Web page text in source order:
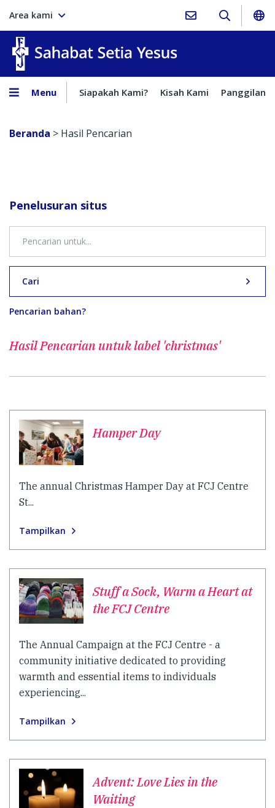
Area kami
Menu Siapakah Kami? Kisah Kami Panggilan
Beranda > Hasil Pencarian
Penelusuran situs
Cari
Pencarian bahan?
Hasil Pencarian untuklabel 'christmas'
Hamper Day
The annual Christmas Hamper Day at FCJ Centre
St...
Tampilkan
Stuff a Sock, Warm a Heart at
the FCJ Centre
The Annual Campaign at the FCJ Centre - a
community initiative dedicated to providing
warmth and essential items to individuals
experiencing...
Tampilkan
Advent: Love Lies in the
Waiting